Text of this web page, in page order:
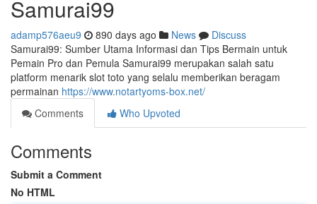
Samurai99
adamp576aeu9 890 days ago News
Discuss
Samurai99: Sumber Utama Informasi dan Tips Bermain untuk
Pemain Pro dan Pemula Samurai99 merupakan salah satu
platform menarik slot toto yang selalu memberikan beragam
permainan https://www.notartyoms-box.net/
Comments
Who Upvoted
Comments
Submit a Comment
No HTML